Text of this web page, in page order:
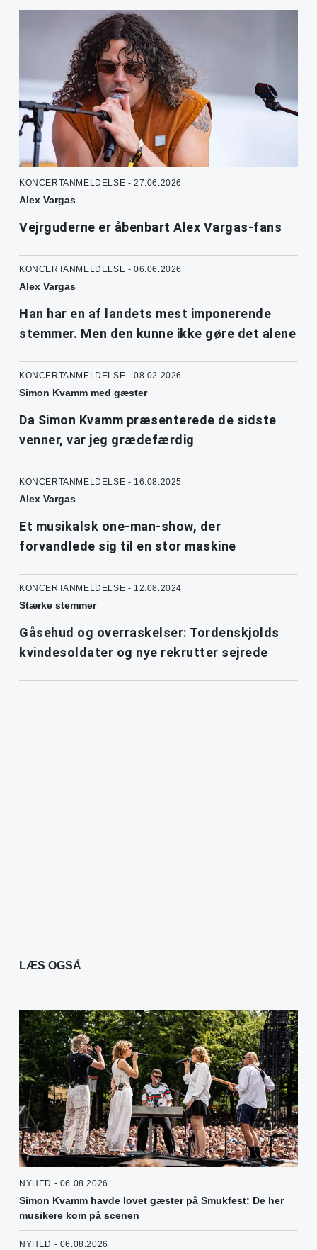
KONCERTANMELDELSE - 27.06.2026
Alex Vargas
Vejrguderne er åbenbart Alex Vargas-fans
KONCERTANMELDELSE - 06.06.2026
Alex Vargas
Han har en af landets mest imponerende
stemmer. Men den kunne ikke gøre det alene
KONCERTANMELDELSE - 08.02.2026
Simon Kvamm med gæster
Da Simon Kvamm præsenterede de sidste
venner, var jeg grædefærdig
KONCERTANMELDELSE - 16.08.2025
Alex Vargas
Et musikalsk one-man-show, der
forvandlede sig til en stor maskine
KONCERTANMELDELSE - 12.08.2024
Stærke stemmer
Gåsehud og overraskelser: Tordenskjolds
kvindesoldater og nye rekrutter sejrede
LÆS OGSÅ
NYHED - 06.08.2026
Simon Kvamm havde lovet gæster på Smukfest: De her
musikere kom på scenen
NYHED - 06.08.2026